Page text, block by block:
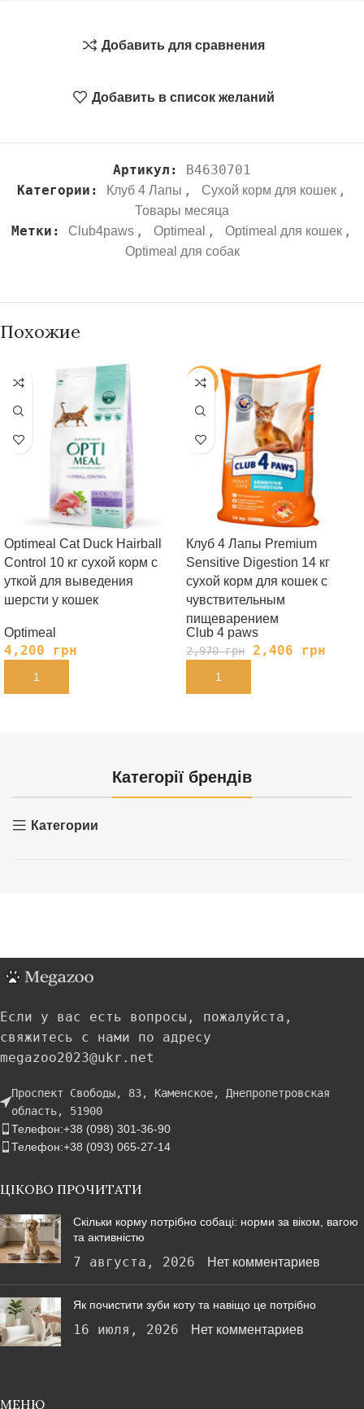
Добавить для сравнения
Добавить в список желаний
Артикул: B4630701
Категории:
Клуб 4 Лапы , Сухой корм для кошек ,
Товары месяца
Метки: Club4paws , Optimeal , Optimeal для кошек ,
Optimeal для собак
Похожие
Optimeal Cat Duck Hairball
Control 10 кг сухой корм с
уткой для выведения
шерсти у кошек
Optimeal
4,200 грн
В КОРЗИНУ
-19%
Клуб 4 Лапы Premium
Sensitive Digestion 14 кг
сухой корм для кошек с
чувствительным
пищеварением
Club 4 paws
2,970грн 2,406 грн
В КОРЗИНУ
Категорії брендів
Категории
Если у вас есть вопросы, пожалуйста,
свяжитесь с нами по адресу
megazoo2023@ukr.net
Проспект Свободы, 83, Каменское, Днепропетровская
область, 51900
Телефон:+38 (098) 301-36-90
Телефон:+38 (093) 065-27-14
ЦІКОВО ПРОЧИТАТИ
Скільки корму потрібно собаці: норми за віком, вагою
та активністю
7 августа, 2026 Нет комментариев
Як почистити зуби коту та навіщо це потрібно
16 июля, 2026 Нет комментариев
МЕНЮ